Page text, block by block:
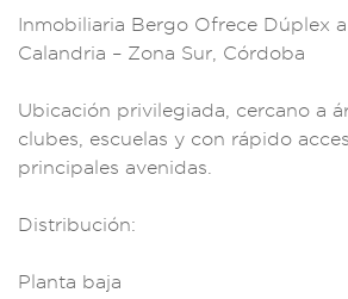
Inmobiliaria Bergo Ofrece Dúplex
Calandria – Zona Sur, Córdoba
Ubicación privilegiada, cercano a
clubes, escuelas y con rápido
principales avenidas.
Distribución:
Planta baja